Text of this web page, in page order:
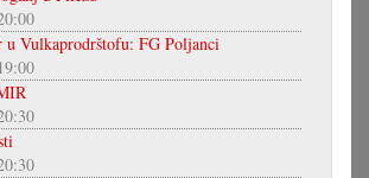
u Vulkaprodrštofu: FG Poljanci